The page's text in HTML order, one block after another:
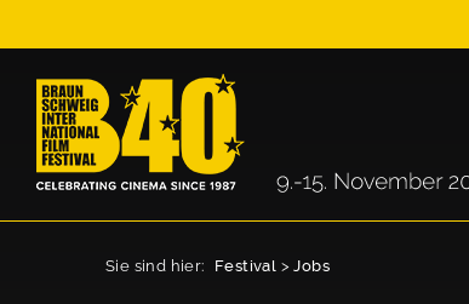
Sie sind hier: Festival >Jobs